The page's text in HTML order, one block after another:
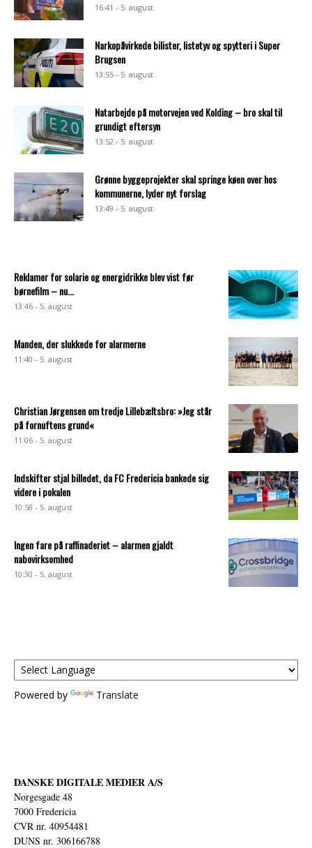
16:41 - 5. august
Narkopåvirkede bilister, listetyv og spytteri i Super
Brugsen
13:55 - 5. august
Natarbejde på motorvejen ved Kolding – bro skal til
grundigt eftersyn
13:52 - 5. august
Grønne byggeprojekter skal springe køen over hos
kommunerne, lyder nyt forslag
13:49 - 5. august
Reklamer for solarie og energidrikke blev vist før
børnefilm – nu...
13:46 - 5. august
Manden, der slukkede for alarmerne
11:40 - 5. august
Christian Jørgensen om tredje Lillebæltsbro: »Jeg står
på fornuftens grund«
11:06 - 5. august
Indskifter stjal billedet, da FC Fredericia bankede sig
videre i pokalen
10:58 - 5. august
Ingen fare på raffinaderiet – alarmen gjaldt
nabovirksomhed
10:30 - 5. august
Powered by Translate
DANSKE DIGITALE MEDIER A/S
Norgesgade 48
7000 Fredericia
CVR nr. 40954481
DUNS nr. 306166788